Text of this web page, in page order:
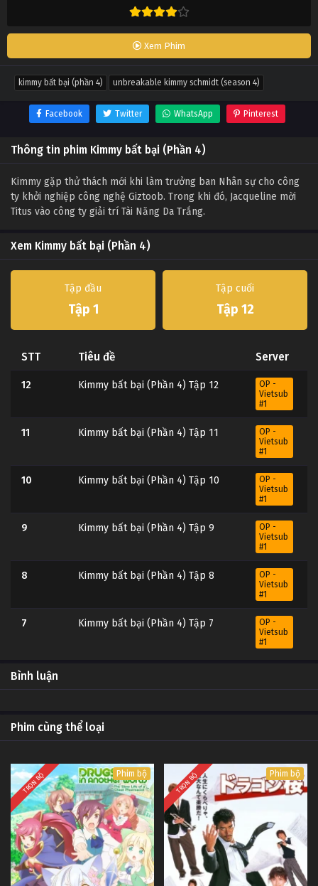
Xem Phim
kimmy bất bại (phần 4) unbreakable kimmy schmidt (season 4)
Facebook Twitter WhatsApp Pinterest
Thông tin phim Kimmy bất bại (Phần 4)
Kimmy gặp thử thách mới khi làm trưởng ban Nhân sự cho công
ty khởi nghiệp công nghệ Giztoob. Trong khi đó, Jacqueline mời
Titus vào công ty giải trí Tài Năng Da Trắng.
Xem Kimmy bất bại (Phần 4)
Tập đầu
Tập 1
Tập cuối
Tập 12
STT Tiêu đề Server
12 Kimmy bất bại (Phần 4) Tập 12
OP -
Vietsub
#1
11 Kimmy bất bại (Phần 4) Tập 11
OP -
Vietsub
#1
10 Kimmy bất bại (Phần 4) Tập 10
OP -
Vietsub
#1
9 Kimmy bất bại (Phần 4) Tập 9
OP -
Vietsub
#1
8 Kimmy bất bại (Phần 4) Tập 8
OP -
Vietsub
#1
7 Kimmy bất bại (Phần 4) Tập 7
OP -
Vietsub
#1
6
#1
Kimmy bất bại (Phần 4) Tập 5
4 Kimmy bất bại (Phần 4) Tập 4
OP -
Vietsub
#1
3 Kimmy bất bại (Phần 4) Tập 3
Vietsub
#1
2 Kimmy bất bại (Phần 4) Tập 2
OP -
Vietsub
#1
Bình luận
Phim cùng thể loại
TRỌN BỘ Phim bộ TRỌN BỘ Phim bộ